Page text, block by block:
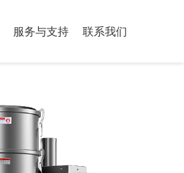
服务与支持 联系我们